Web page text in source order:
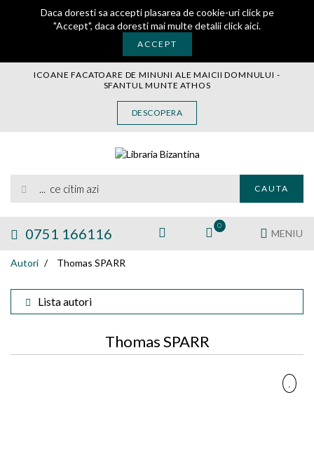
Daca doresti sa accepti plasarea de cookie-uri click pe
"Accept", daca doresti mai multe detaliiclick aici.
ACCEPT
ICOANE FACATOARE DE MINUNI ALE MAICII DOMNULUI -
SFANTUL MUNTE ATHOS
DESCOPERA
CAUTA
0751 166116 0
MENIU
AUTORI
EXPOZITII
TAMAIE
Autori Thomas SPARR
Lista autori
Thomas SPARR